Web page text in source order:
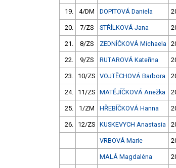
19. 4/DM DOPITOVÁ Daniela
20. 7/ZS STŘÍLKOVÁ Jana
21. 8/ZS ZEDNÍČKOVÁ Michaela
22. 9/ZS RUTAROVÁ Kateřina
23. 10/ZS VOJTĚCHOVÁ Barbora
24. 11/ZS MATĚJÍČKOVÁ Anežka
25. 1/ZM HŘEBÍČKOVÁ Hanna
26. 12/ZS KUSKEVYCH Anastasia
VRBOVÁ Marie
MALÁ Magdaléna